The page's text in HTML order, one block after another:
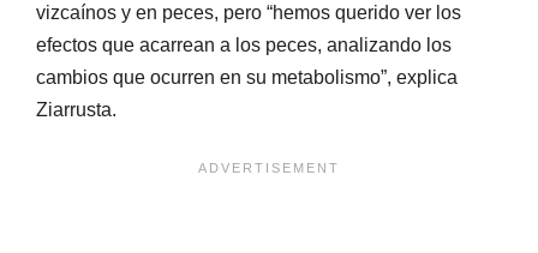
vizcaínos y en peces, pero “hemos querido ver los
efectos que acarrean a los peces, analizando los
cambios que ocurren en su metabolismo”, explica
Ziarrusta.